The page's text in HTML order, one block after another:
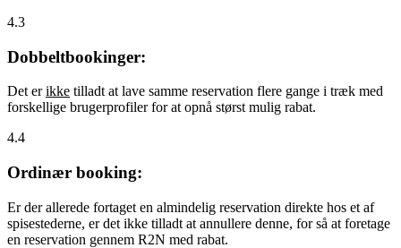
4.3
Dobbeltbookinger:
Det erikke tilladt at lave samme reservation flere gange i træk med
forskellige brugerprofiler for at opnå størst mulig rabat.
4.4
Ordinær booking:
Er der allerede fortaget en almindelig reservation direkte hos et af
spisestederne, er det ikke tilladt at annullere denne, for så at foretage
en reservation gennem R2N med rabat.